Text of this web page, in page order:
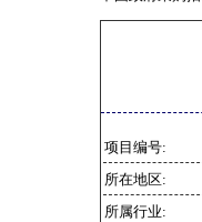
项目编号:
所在地区:
所属行业: